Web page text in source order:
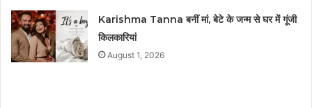
Karishma Tanna बनीं मां, बेटे के जन्म से घर में गूंजी
किलकारियां
August 1, 2026